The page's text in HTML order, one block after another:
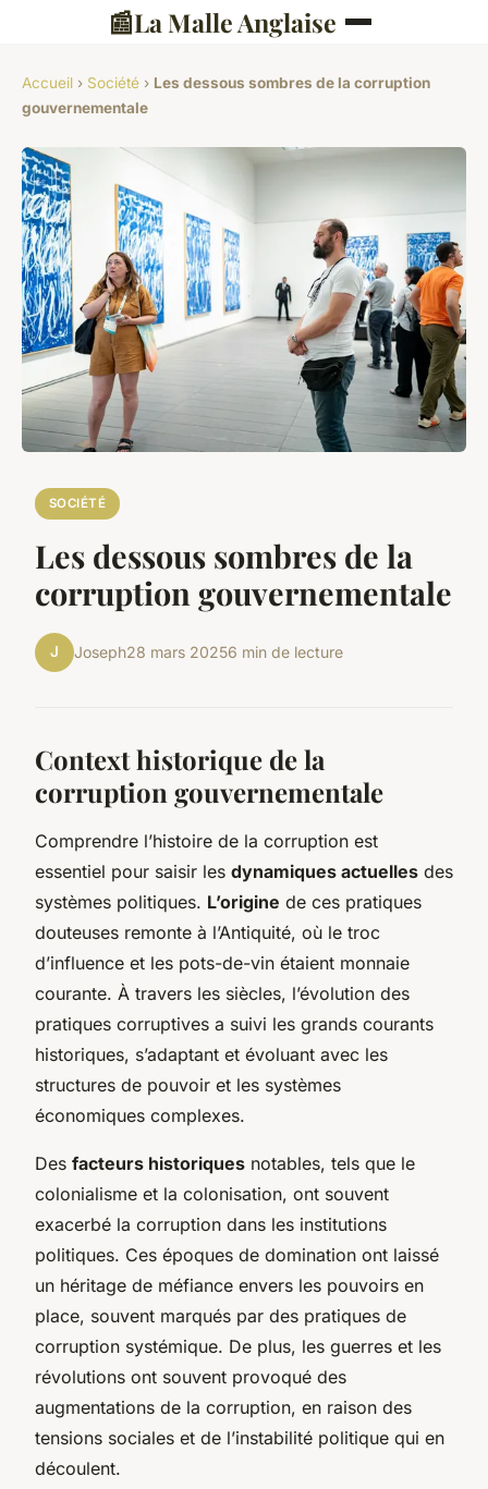
📰La Malle Anglaise
Accueil › Société › Les dessous sombres de la corruption
gouvernementale
SOCIÉTÉ
Les dessous sombres de la
corruption gouvernementale
J Joseph28 mars 20256 min de lecture
Context historique de la
corruption gouvernementale
Comprendre l’histoire de la corruption est
essentiel pour saisir les dynamiques actuelles des
systèmes politiques. L’origine de ces pratiques
douteuses remonte à l’Antiquité, où le troc
d’influence et les pots-de-vin étaient monnaie
courante. À travers les siècles, l’évolution des
pratiques corruptives a suivi les grands courants
historiques, s’adaptant et évoluant avec les
structures de pouvoir et les systèmes
économiques complexes.
Des facteurs historiques notables, tels que le
colonialisme et la colonisation, ont souvent
exacerbé la corruption dans les institutions
politiques. Ces époques de domination ont laissé
un héritage de méfiance envers les pouvoirs en
place, souvent marqués par des pratiques de
corruption systémique. De plus, les guerres et les
révolutions ont souvent provoqué des
augmentations de la corruption, en raison des
tensions sociales et de l’instabilité politique qui en
découlent.